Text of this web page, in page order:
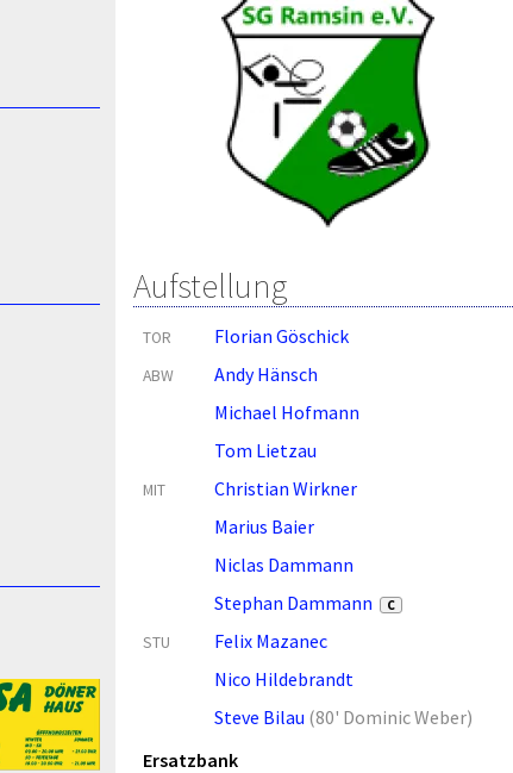
Aufstellung
TOR Florian Göschick
ABW
Andy Hänsch
Michael Hofmann
Tom Lietzau
MIT
Christian Wirkner
Marius Baier
Niclas Dammann
Stephan Dammann
C
STU
Felix Mazanec
Nico Hildebrandt
Steve Bilau (80' Dominic Weber)
Ersatzbank